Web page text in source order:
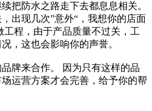
把防水之路走下去都息息相关。
出现几次”意外“，我想你的店面
程，由于产品质量不过关，工
，这也会影响你的声誉。
牌来合作。 因为只有这样的品
运营方案才会完善，给予你的帮